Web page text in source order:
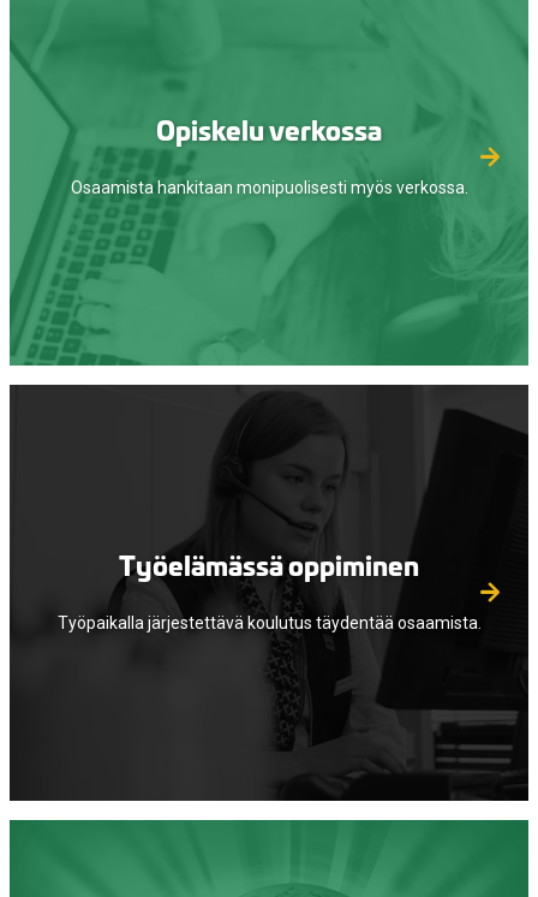
Opiskelu verkossa
Osaamista hankitaan monipuolisesti myös verkossa.
Työelämässä oppiminen
Työpaikalla järjestettävä koulutus täydentää osaamista.